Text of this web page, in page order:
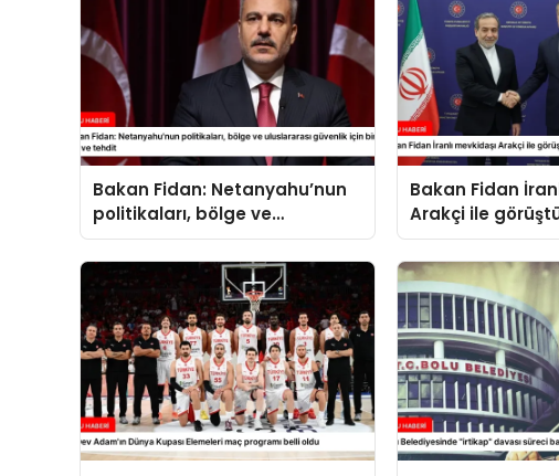
Bakan Fidan: Netanyahu’nun
politikaları, bölge ve
uluslararası güvenlik için bir
yük ve tehdit
Bakan Fidan
Arakçi ile